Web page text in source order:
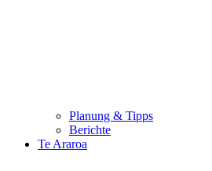
Planung & Tipps
Berichte
Te Araroa